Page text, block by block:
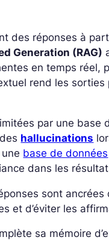
des réponses à
Generation (RAG)
en temps réel,
rend les sorties
par une
hallucinations
base de données
dans les
sont
et d’éviter les
sa mémoire